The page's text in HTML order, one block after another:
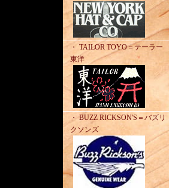
・ TAILOR TOYO＝テーラー
東洋
・ BUZZ RICKSON'S＝バズリ
クソンズ